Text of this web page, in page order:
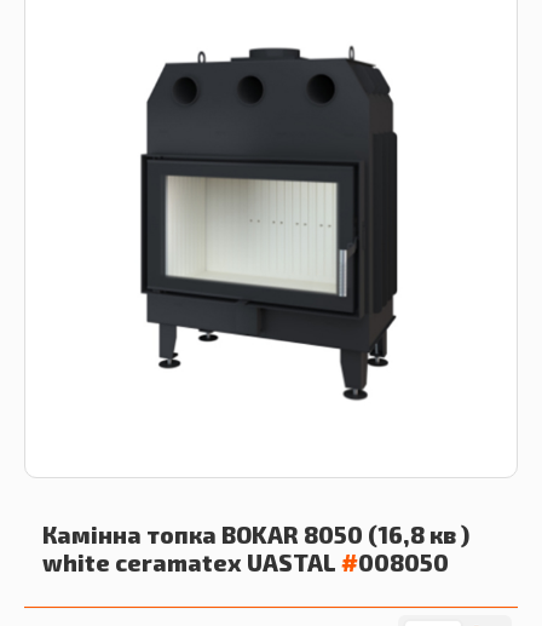
Камінна топка BOKAR 8050 (16,8 кв )
white ceramatex UASTAL #008050